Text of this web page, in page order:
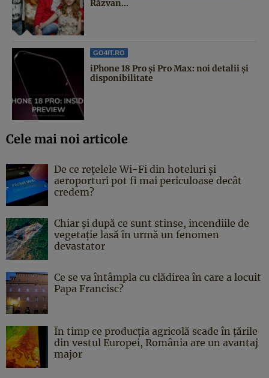
Răzvan...
GO4IT.RO
iPhone 18 Pro și Pro Max: noi detalii și
disponibilitate
Cele mai noi articole
De ce rețelele Wi-Fi din hoteluri și
aeroporturi pot fi mai periculoase decât
credem?
Chiar și după ce sunt stinse, incendiile de
vegetație lasă în urmă un fenomen
devastator
Ce se va întâmpla cu clădirea în care a locuit
Papa Francisc?
În timp ce producția agricolă scade în țările
din vestul Europei, România are un avantaj
major